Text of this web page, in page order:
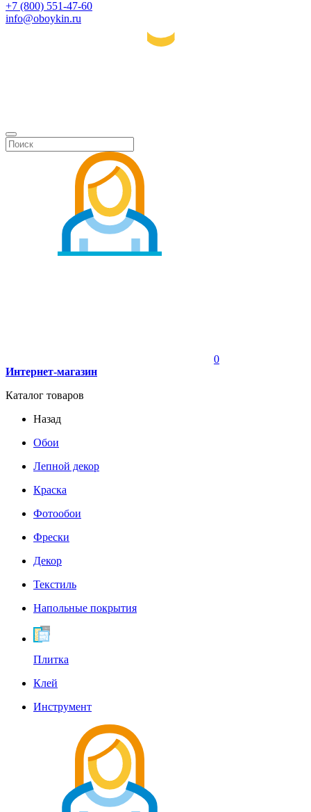
+7 (800) 551-47-60
info@oboykin.ru
0
Интернет-магазин
Каталог товаров
Назад
Обои
Лепной декор
Краска
Фотообои
Фрески
Декор
Текстиль
Напольные покрытия
Плитка
Клей
Инструмент